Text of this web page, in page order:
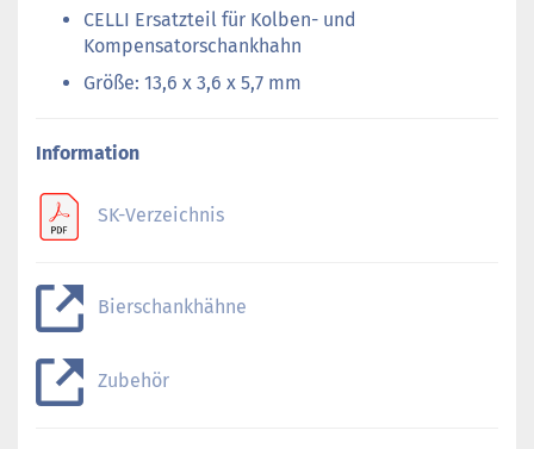
CELLI Ersatzteil für Kolben- und
Kompensatorschankhahn
Größe: 13,6 x 3,6 x 5,7 mm
Information
SK-Verzeichnis
Bierschankhähne
Zubehör